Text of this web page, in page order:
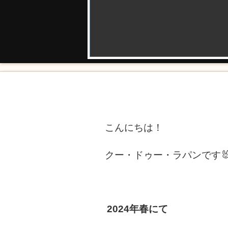
こんにちは！
クー・ドゥー・ラパンです
2024年春にて